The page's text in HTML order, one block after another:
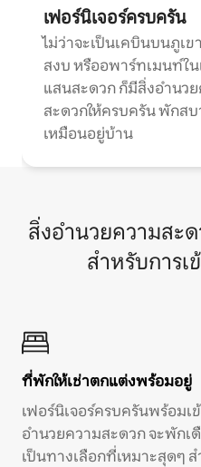
เฟอร์นิเจอร์ครบครัน
ไม่ว่าจะเป็นเคบินบนภูเข
สงบ หรืออพาร์ทเมนท์ใน
แสนสะดวก ก็มีสิ่งอำนว
สะดวกให้ครบครัน พักสบ
เหมือนอยู่บ้าน
สิ่งอำนวยความสะ
สำหรับการเ
ที่พักให้เช่าตกแต่งพร้อมอยู่
เฟอร์นิเจอร์ครบครันพร้อม
อำนวยความสะดวก จะพักเ
เป็นทางเลือกที่เหมาะสุดๆ